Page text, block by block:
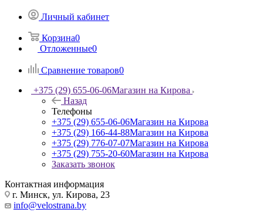
Личный кабинет
Корзина0
Отложенные0
Сравнение товаров0
+375 (29) 655-06-06Магазин на Кирова
Назад
Телефоны
+375 (29) 655-06-06Магазин на Кирова
+375 (29) 166-44-88Магазин на Кирова
+375 (29) 776-07-07Магазин на Кирова
+375 (29) 755-20-60Магазин на Кирова
Заказать звонок
Контактная информация
г. Минск, ул. Кирова, 23
info@velostrana.by